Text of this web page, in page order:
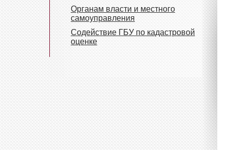
Органам власти и местного
самоуправления
Содействие ГБУ по кадастровой
оценке